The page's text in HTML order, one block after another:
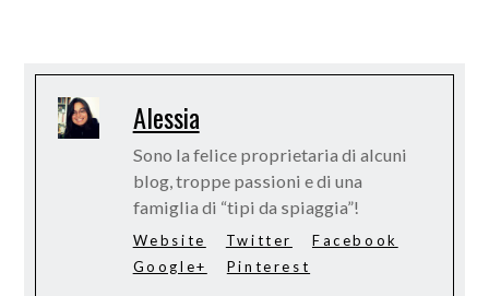
Alessia
Sono la felice proprietaria di alcuni
blog, troppe passioni e di una
famiglia di “tipi da spiaggia”!
Website Twitter
Facebook
Google+
Pinterest